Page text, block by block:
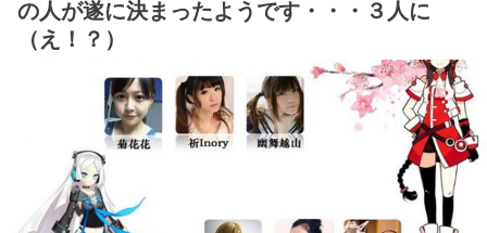
の人が遂に決まったようです・・・３人に
（え！？）